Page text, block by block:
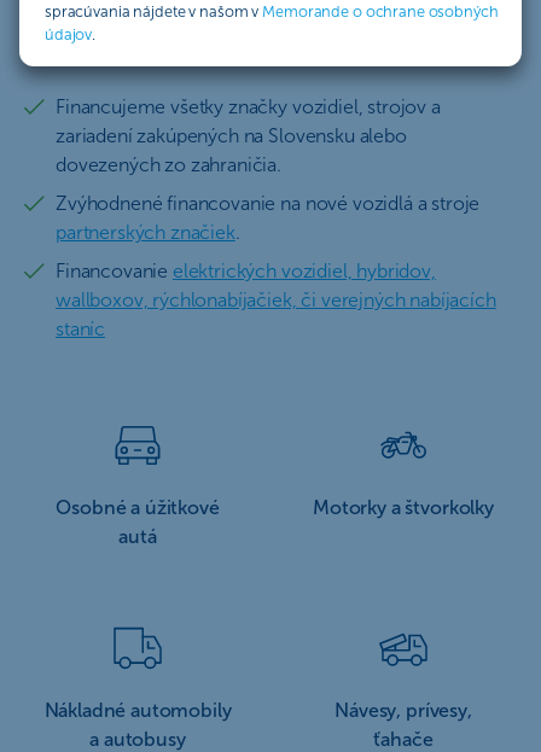
spracúvania nájdete v našom v Memorande o ochrane osobných
údajov
Financujeme všetky značky vozidiel, strojov a
zariadení zakúpených na Slovensku alebo
dovezených zo zahraničia.
Zvýhodnené financovanie na nové vozidlá a stroje
partnerských značiek
Financovanie elektrických vozidiel, hybridov,
wallboxov, rýchlonabíjačiek, či verejných nabíjacích
staníc
Osobné a úžitkové
autá
Motorky a štvorkolky
Nákladné automobily
a autobusy
Návesy, prívesy,
ťahače